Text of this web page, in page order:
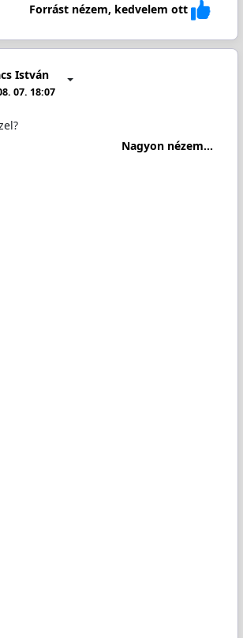
Forrást nézem, kedvelem ott
István
07. 18:07
Nagyon nézem...